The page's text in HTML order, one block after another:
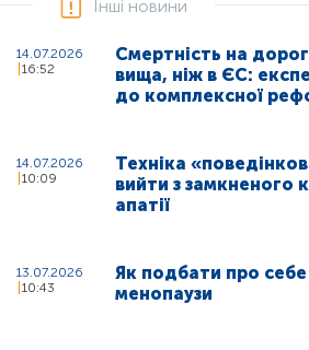
Інші новини
14.07.2026
16:52
Смертність на
вища, ніж в ЄС:
до комплексної
14.07.2026
10:09
Техніка
вийти з замкненого
апатії
13.07.2026
10:43
Як подбати про себе
менопаузи